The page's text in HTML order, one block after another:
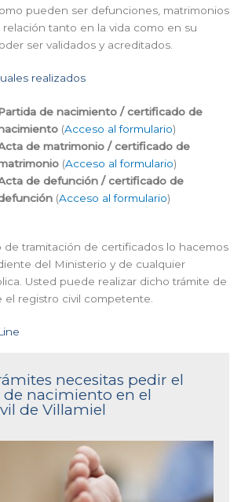
pueden ser defunciones, matrimonios
tanto en la vida como en su
ser validados y acreditados.
realizados
de nacimiento / certificado de
(Acceso al formulario)
de matrimonio / certificado de
(Acceso al formulario)
de defunción / certificado de
(Acceso al formulario)
de tramitación de certificados lo hacemos
del Ministerio y de cualquier
Usted puede realizar dicho trámite de
el registro civil competente.
necesitas pedir el
nacimiento en el
de Villamiel